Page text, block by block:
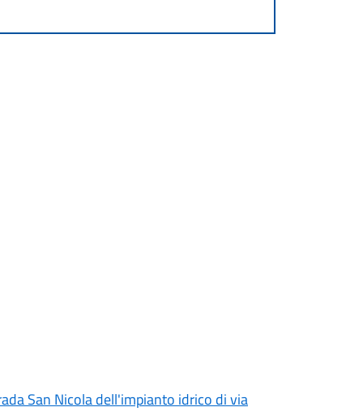
San Nicola dell'impianto idrico di via